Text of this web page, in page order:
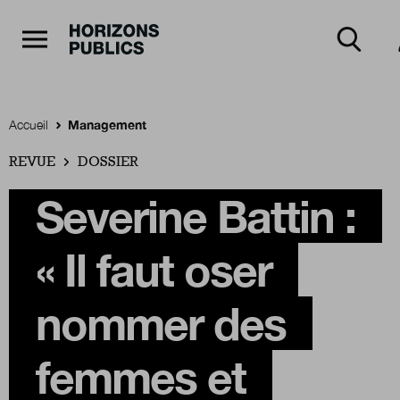
Accueil
Rubriques
Numéros
Accueil Management
REVUE DOSSIER
Severine Battin :
« Il faut oser
nommer des
femmes et